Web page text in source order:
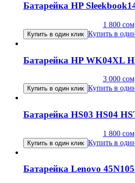
Батарейка HP
1 800 сом
Купить в один клик Купить в
Батарейка HP WK04XL
3 000 сом
Купить в один клик Купить в
Батарейка HS03 HS04
1 800 сом
Купить в один клик Купить в
Батарейка Lenovo